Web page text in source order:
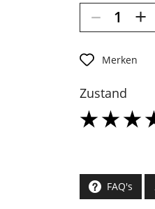
– +
Merken
Zustand
FAQ's